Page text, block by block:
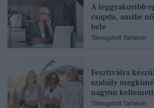
A leggyakoribb
csapda, amibe
bele
Támogatott Tartalom
Fesztiválra
szabály
nagyon
Támogatott Tartalom